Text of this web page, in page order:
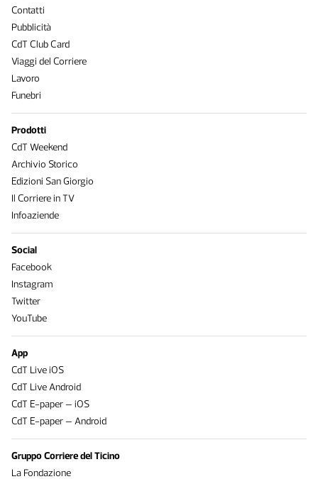
Contatti
Pubblicità
CdT Club Card
Viaggi del Corriere
Lavoro
Funebri
Prodotti
CdT Weekend
Archivio Storico
Edizioni San Giorgio
Il Corriere in TV
Infoaziende
Social
Facebook
Instagram
Twitter
YouTube
App
CdT Live iOS
CdT Live Android
CdT E-paper – iOS
CdT E-paper – Android
Gruppo Corriere del Ticino
La Fondazione